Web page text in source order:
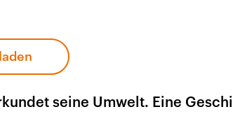
seine Umwelt. Eine